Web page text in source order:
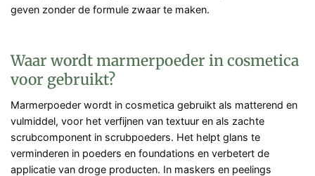
geven zonder de formule zwaar te maken.
Waar wordt marmerpoeder in cosmetica
voor gebruikt?
Marmerpoeder wordt in cosmetica gebruikt als matterend en
vulmiddel, voor het verfijnen van textuur en als zachte
scrubcomponent in scrubpoeders. Het helpt glans te
verminderen in poeders en foundations en verbetert de
applicatie van droge producten. In maskers en peelings